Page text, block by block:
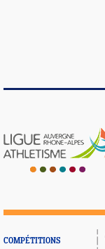
COMPÉTITIONS